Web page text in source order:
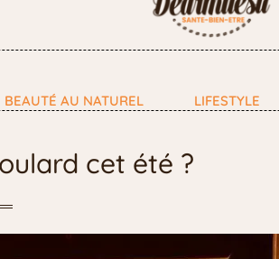
BEAUTÉ AU NATUREL LIFESTYLE
cet été ?